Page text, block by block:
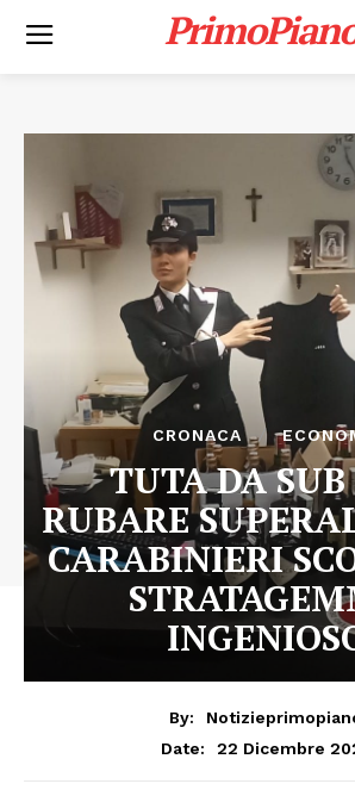
CRONACA
TUTA DA SUB
RUBARE
CARABINIERI
By:
Date:
22 Dicembre